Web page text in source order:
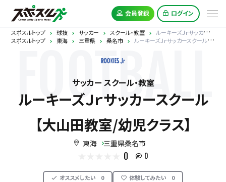
会員登録 ログイン
スポスルトップ 球技 サッカー スクール・教室
ルーキーズＪｒサッカースクール【大山田教室/幼児クラス】
スポスルトップ
東海 三重県 桑名市 ルーキーズＪｒサッカースクール【大山田教室/幼児クラス】
FOOTBALL
サッカー スクール・教室
ルーキーズＪｒサッカースクール
【大山田教室/幼児クラス】
東海 三重県桑名市
0 0
オススメしたい 0 体験してみたい 0